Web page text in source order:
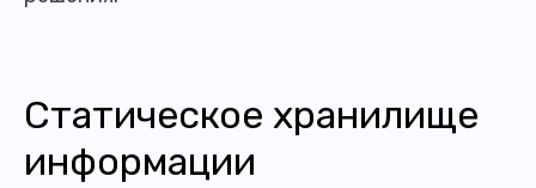
Статическое хранилище
информации